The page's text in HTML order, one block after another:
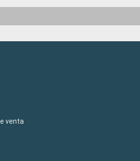
venta